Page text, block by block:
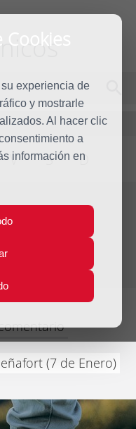
experiencia de
y mostrarle
Al hacer clic
a
información en
V S D
del día
(7 de Enero)